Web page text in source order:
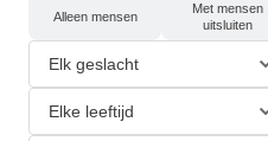
Alleen mensen
Met mensen
uitsluiten
Elk geslacht
Elke leeftijd